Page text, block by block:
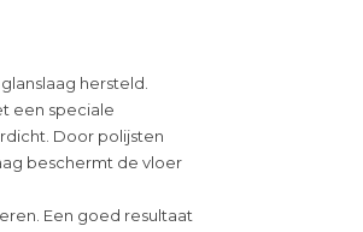
hersteld.
een speciale
Door polijsten
beschermt de vloer
Een goed resultaat